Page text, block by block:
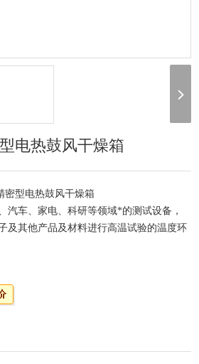
电热鼓风干燥箱
密型电热鼓风干燥箱
汽车、家电、科研等领域*的测试设备，
及其他产品及材料进行高温试验的温度环